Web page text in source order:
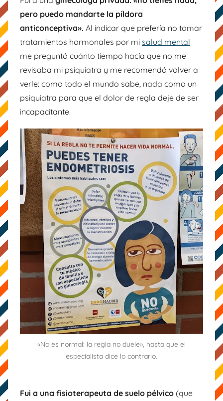
pero puedo mandarte la píldora
anticonceptiva». Al indicar que prefería no tomar
tratamientos hormonales por mi salud mental
me preguntó cuánto tiempo hacía que no me
revisaba mi psiquiatra y me recomendó volver a
verle: como todo el mundo sabe, nada como un
psiquiatra para que el dolor de regla deje de ser
incapacitante.
«No es normal: la regla no duele», hasta que el
especialista dice lo contrario.
Fui a una fisioterapeuta de suelo pélvico (que